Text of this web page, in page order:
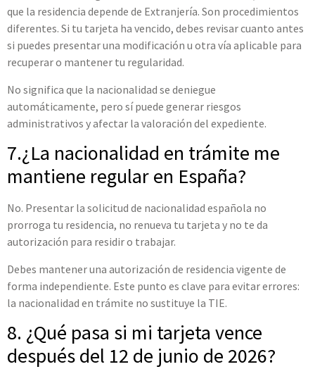
que la residencia depende de Extranjería. Son procedimientos
diferentes. Si tu tarjeta ha vencido, debes revisar cuanto antes
si puedes presentar una modificación u otra vía aplicable para
recuperar o mantener tu regularidad.
No significa que la nacionalidad se deniegue
automáticamente, pero sí puede generar riesgos
administrativos y afectar la valoración del expediente.
7.¿La nacionalidad en trámite me
mantiene regular en España?
No. Presentar la solicitud de nacionalidad española no
prorroga tu residencia, no renueva tu tarjeta y no te da
autorización para residir o trabajar.
Debes mantener una autorización de residencia vigente de
forma independiente. Este punto es clave para evitar errores:
la nacionalidad en trámite no sustituye la TIE.
8. ¿Qué pasa si mi tarjeta vence
después del 12 de junio de 2026?